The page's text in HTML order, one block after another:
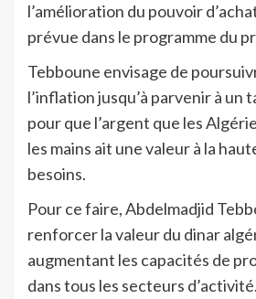
l’amélioration du pouvoir
prévue dans le programme du
Tebboune envisage de
l’inflation jusqu’à parvenir à un
pour que l’argent que les
les mains ait une valeur à la
besoins.
Pour ce faire, Abdelmadjid
renforcer la valeur du dinar
augmentant les capacités de
dans tous les secteurs d’activité.